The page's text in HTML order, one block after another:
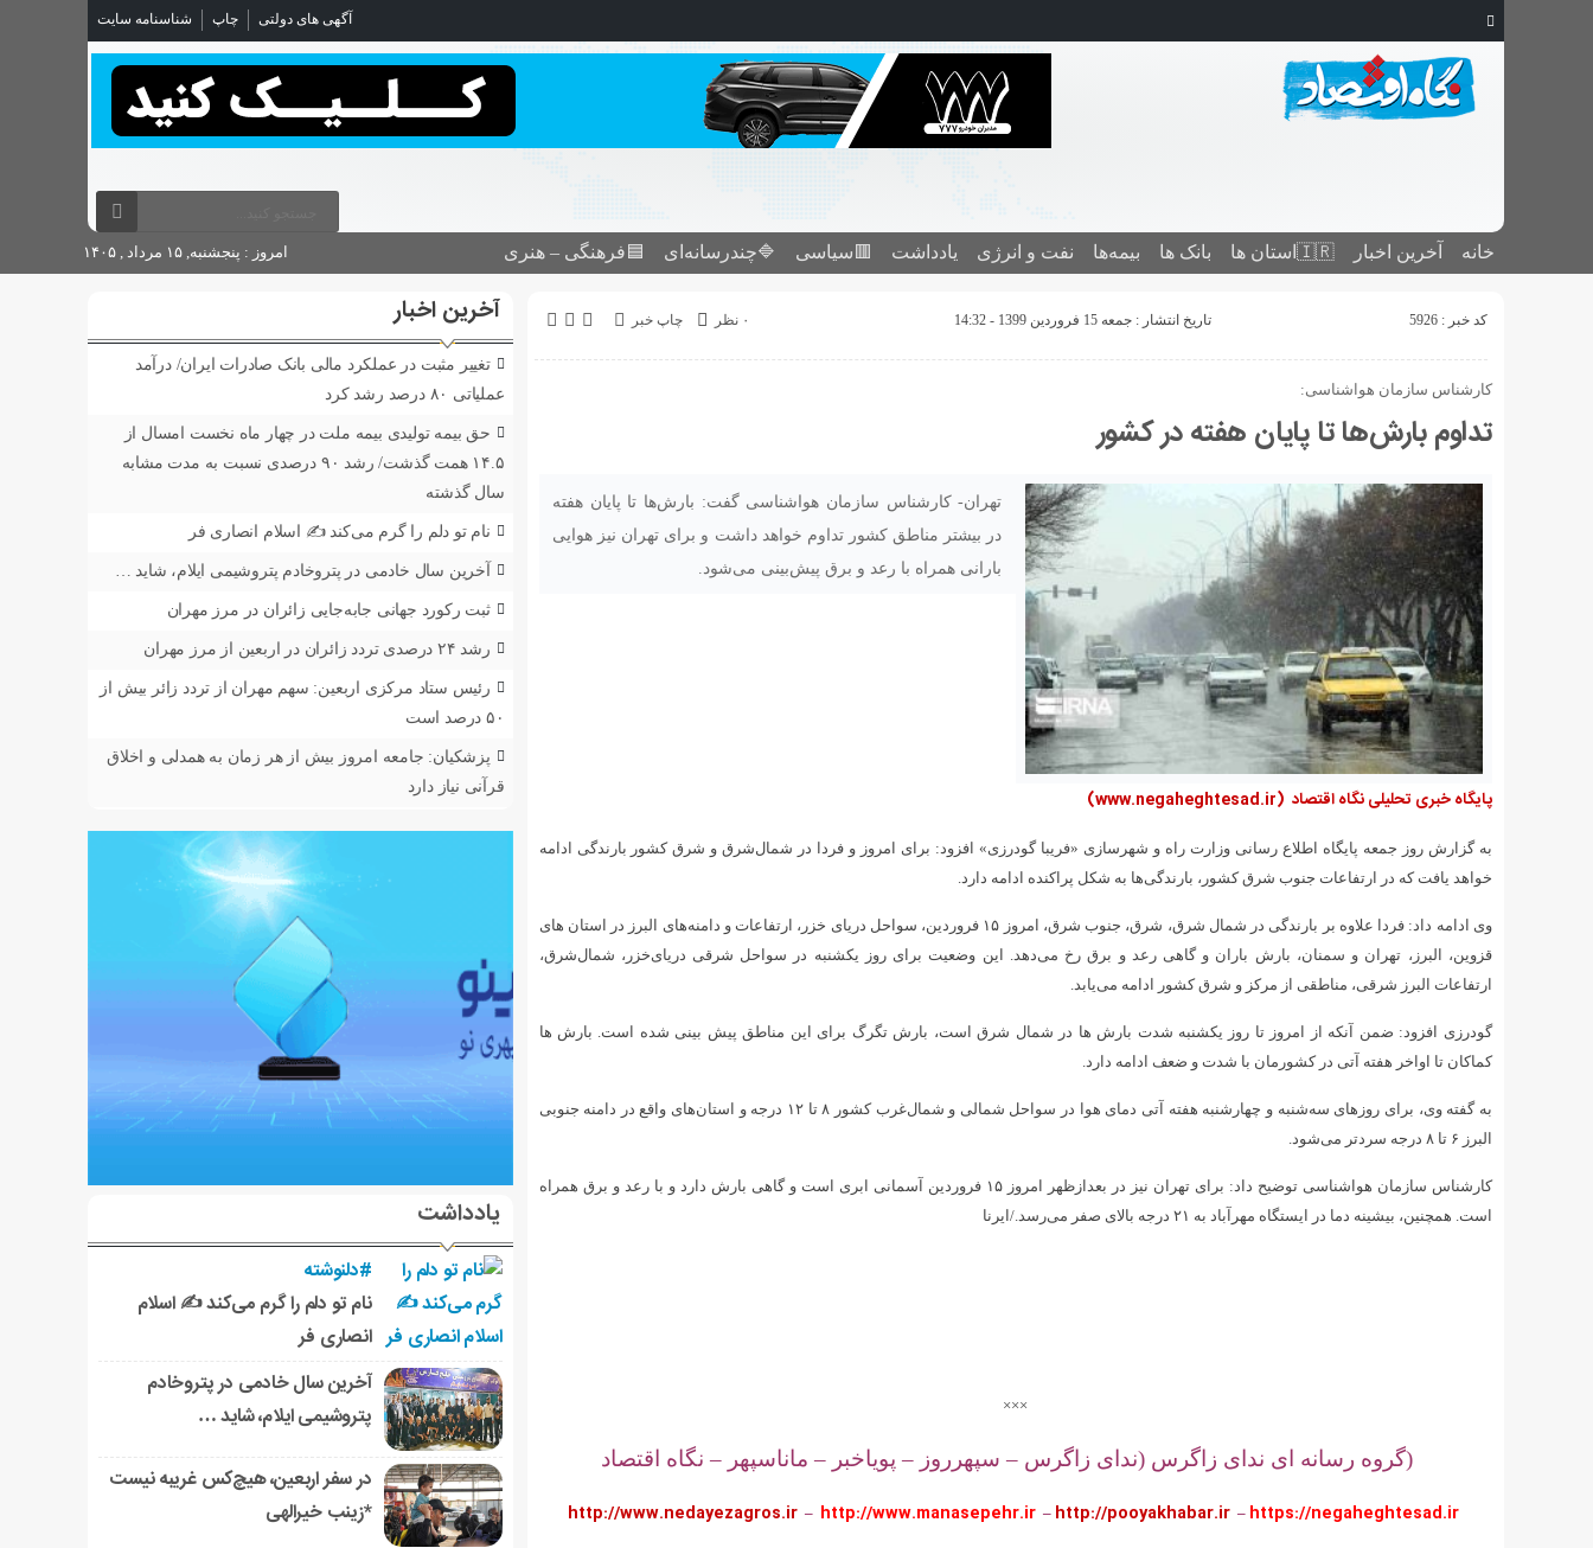
آگهی های دولتی چاپ شناسنامه سایت
خانه آخرین اخبار 🇮🇷استان ‌ها بانک ها بیمه‌ها نفت و انرژی یادداشت 🟥سیاسی 🔷چندرسانه‌ای 🟦فرهنگی – هنری امروز : پنجشنبه, ۱۵ مرداد , ۱۴۰۵
کد خبر : 5926 تاریخ انتشار : جمعه 15 فروردین 1399 - 14:32 چاپ خبر ۰ نظر
کارشناس سازمان هواشناسی:
تداوم بارش‌ها تا پایان هفته در کشور
تهران- کارشناس سازمان هواشناسی گفت: بارش‌ها تا پایان هفته
در بیشتر مناطق کشور تداوم خواهد داشت ‌و برای تهران نیز هوایی
بارانی همراه با رعد و برق پیش‌بینی می‌شود.
پایگاه خبری تحلیلی نگاه اقتصاد (www.negaheghtesad.ir)
به گزارش روز جمعه پایگاه اطلاع رسانی وزارت راه و شهرسازی «فریبا گودرزی» افزود: برای امروز و فردا در شمال‌شرق و شرق کشور بارندگی ادامه
خواهد یافت که در ارتفاعات جنوب شرق کشور، بارندگی‌ها به شکل پراکنده ادامه دارد.
وی ادامه داد: فردا علاوه بر بارندگی در شمال شرق، شرق، جنوب شرق، امروز ۱۵ فروردین، سواحل دریای خزر، ارتفاعات و دامنه‌های البرز در استان های
قزوین، البرز، تهران و سمنان، بارش باران و گاهی رعد و برق رخ می‌دهد. این وضعیت برای روز یکشنبه در سواحل شرقی دریای‌خزر، شمال‌شرق،
ارتفاعات البرز شرقی، مناطقی از مرکز و شرق کشور ادامه می‌یابد.
گودرزی افزود: ضمن آنکه از امروز تا روز یکشنبه شدت بارش ها در شمال شرق است، بارش تگرگ برای این مناطق پیش بینی شده است. بارش ها
کماکان تا اواخر هفته آتی در کشورمان با شدت و ضعف ادامه دارد.
به گفته وی، برای روزهای سه‌شنبه و چهارشنبه هفته آتی دمای هوا در سواحل شمالی و شمال‌غرب کشور ۸ تا ۱۲ درجه و استان‌های واقع در دامنه جنوبی
البرز ۶ تا ۸ درجه سردتر می‌شود.
کارشناس سازمان هواشناسی توضیح داد: برای تهران نیز در بعدازظهر امروز ۱۵ فروردین آسمانی ابری است و گاهی بارش دارد و با رعد و برق همراه
است. همچنین، بیشینه دما در ایستگاه مهرآباد به ۲۱ درجه بالای صفر می‌رسد./ایرنا
×××
(گروه رسانه ای ندای زاگرس (ندای زاگرس – سپهرروز – پویاخبر – ماناسپهر – نگاه اقتصاد
http://www.nedayezagros.ir – http://www.manasepehr.ir –http://pooyakhabar.ir –https://negaheghtesad.ir
آخرین اخبار
تغییر مثبت در عملکرد مالی بانک صادرات ایران/ درآمد
عملیاتی ۸۰ درصد رشد کرد
حق بیمه تولیدی بیمه ملت در چهار ماه نخست امسال از
۱۴.۵ همت گذشت/ رشد ۹۰ درصدی نسبت به مدت مشابه
سال گذشته
نام تو دلم را گرم می‌کند ✍️ اسلام انصاری فر
آخرین سال خادمی در پتروخادم پتروشیمی ایلام، شاید …
ثبت رکورد جهانی جابه‌جایی زائران در مرز مهران
رشد ۲۴ درصدی تردد زائران در اربعین از مرز مهران
رئیس ستاد مرکزی اربعین: سهم مهران از تردد زائر بیش از
۵۰ درصد است
پزشکیان: جامعه امروز بیش از هر زمان به همدلی و اخلاق
قرآنی نیاز دارد
یادداشت
#دلنوشته
نام تو دلم را گرم می‌کند ✍️ اسلام
انصاری فر
آخرین سال خادمی در پتروخادم
پتروشیمی ایلام، شاید …
در سفر اربعین، هیچ‌کس غریبه نیست
*زینب خیرالهی